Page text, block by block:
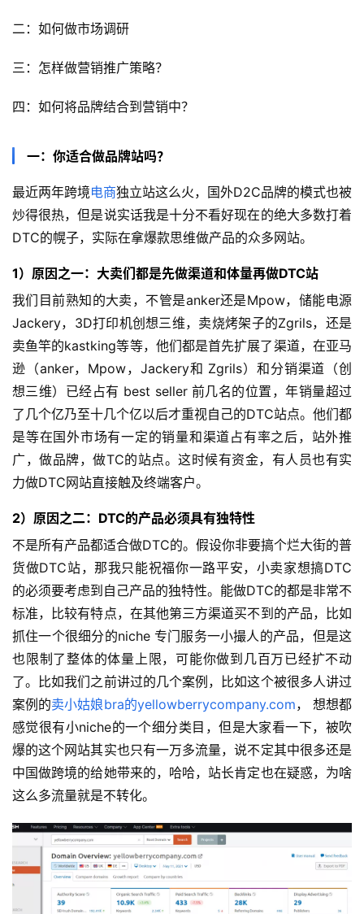
二：如何做市场调研
三：怎样做营销推广策略？
四：如何将品牌结合到营销中？
一：你适合做品牌站吗？
最近两年跨境电商独立站这么火，国外D2C品牌的模式也被
炒得很热，但是说实话我是十分不看好现在的绝大多数打着
DTC的幌子，实际在拿爆款思维做产品的众多网站。
1）原因之一：大卖们都是先做渠道和体量再做DTC站
我们目前熟知的大卖，不管是anker还是Mpow，储能电源
Jackery，3D打印机创想三维，卖烧烤架子的Zgrils，还是
卖鱼竿的kastking等等，他们都是首先扩展了渠道，在亚马
逊（anker，Mpow，Jackery和 Zgrils）和分销渠道（创
想三维）已经占有 best seller 前几名的位置，年销量超过
了几个亿乃至十几个亿以后才重视自己的DTC站点。他们都
是等在国外市场有一定的销量和渠道占有率之后，站外推
广，做品牌，做TC的站点。这时候有资金，有人员也有实
力做DTC网站直接触及终端客户。
2）原因之二：DTC的产品必须具有独特性
不是所有产品都适合做DTC的。假设你非要搞个烂大街的普
货做DTC站，那我只能祝福你一路平安，小卖家想搞DTC
的必须要考虑到自己产品的独特性。能做DTC的都是非常不
标准，比较有特点，在其他第三方渠道买不到的产品，比如
抓住一个很细分的niche 专门服务一小撮人的产品，但是这
也限制了整体的体量上限，可能你做到几百万已经扩不动
了。比如我们之前讲过的几个案例，比如这个被很多人讲过
案例的卖小姑娘bra的yellowberrycompany.com， 想想都
感觉很有小niche的一个细分类目，但是大家看一下，被吹
爆的这个网站其实也只有一万多流量，说不定其中很多还是
中国做跨境的给她带来的，哈哈，站长肯定也在疑惑，为啥
这么多流量就是不转化。